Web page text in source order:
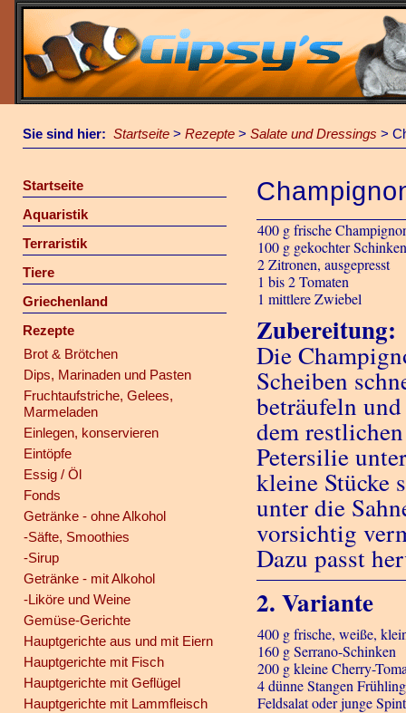
Sie sind hier: Startseite > Rezepte > Salate und Dressings >
Startseite
Aquaristik
Terraristik
Tiere
Griechenland
Rezepte
Brot & Brötchen
Dips, Marinaden und Pasten
Fruchtaufstriche, Gelees,
Marmeladen
Einlegen, konservieren
Eintöpfe
Essig / Öl
Fonds
Getränke - ohne Alkohol
-Säfte, Smoothies
-Sirup
Getränke - mit Alkohol
-Liköre und Weine
Gemüse-Gerichte
Hauptgerichte aus und mit Eiern
Hauptgerichte mit Fisch
Hauptgerichte mit Geflügel
Hauptgerichte mit Lammfleisch
400 g frische
100 g gekochter
2 Zitronen, ausgepresst
1 bis 2 Tomaten
1 mittlere Zwiebel
Zubereitung:
Die
Scheiben
beträufeln
dem
Petersilie
kleine Stücke
unter die
vorsichtig
Dazu passt
2. Variante
400 g frische, weiße,
160 g Serrano-Schinken
200 g kleine Cherry-
4 dünne Stangen
Feldsalat oder junge